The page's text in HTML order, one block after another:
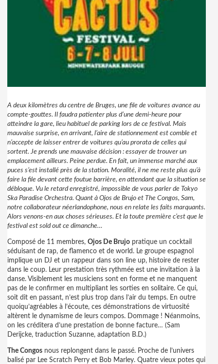
A deux kilomètres du centre de Bruges, une file de voitures avance au
compte-gouttes. Il faudra patienter plus d’une demi-heure pour
atteindre la gare, lieu habituel de parking lors de ce festival. Mais
mauvaise surprise, en arrivant, l’aire de stationnement est comble et
n’accepte de laisser entrer de voitures qu’au prorata de celles qui
sortent. Je prends une mauvaise décision : essayer de trouver un
emplacement ailleurs. Peine perdue. En fait, un immense marché aux
puces s’est installé près de la station. Moralité, il ne me reste plus qu’à
faire la file devant cette foutue barrière, en attendant que la situation se
débloque. Vu le retard enregistré, impossible de vous parler de Tokyo
Ska Paradise Orchestra. Quant à Ojos de Brujo et The Congos, Sam,
notre collaborateur néerlandophone, nous en relate les faits marquants.
Alors venons-en aux choses sérieuses. Et la toute première c’est que le
festival est sold out ce dimanche…
Composé de 11 membres, Ojos De Brujo pratique un cocktail
séduisant de rap, de flamenco et de world. Le groupe espagnol
implique un DJ et un rappeur dans son line up, histoire de rester
dans le coup. Leur prestation très rythmée est une invitation à la
danse. Visiblement les musiciens sont en forme et ne manquent
pas de le confirmer en multipliant les sorties en solitaire. Ce qui,
soit dit en passant, n’est plus trop dans l’air du temps. En outre
quoiqu’agréables à l’écoute, ces démonstrations de virtuosité
altèrent le dynamisme de leurs compos. Dommage ! Néanmoins,
on les créditera d’une prestation de bonne facture… (Sam
Derijcke, traduction Suzanne, adaptation B.D.)
The Congos nous replongent dans le passé. Proche de l’univers
balisé par Lee Scratch Perry et Bob Marley. Quatre vieux potes qui